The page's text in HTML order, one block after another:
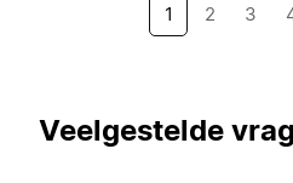
1 2 3
Veelgestelde